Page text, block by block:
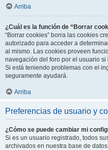
Arriba
¿Cuál es la función de “Borrar
“Borrar cookies” borra las cookies
autorizado para acceder a
al mismo. Las cookies proveen
navegación del foro por el usuario
Si está teniendo problemas con el
seguramente ayudará.
Arriba
Preferencias de usuario y
¿Cómo se puede cambiar mi
Si es un usuario registrado, todos
archivados en nuestra base de